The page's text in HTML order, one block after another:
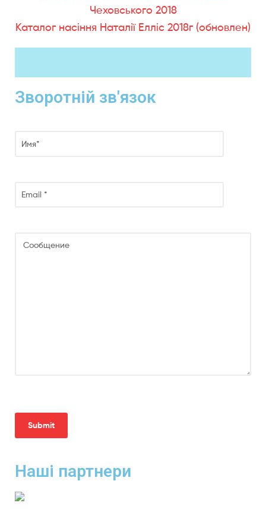
Чеховського 2018
Каталог насіння Наталії Елліс 2018г (обновлен)
Зворотній зв'язок
Наші партнери